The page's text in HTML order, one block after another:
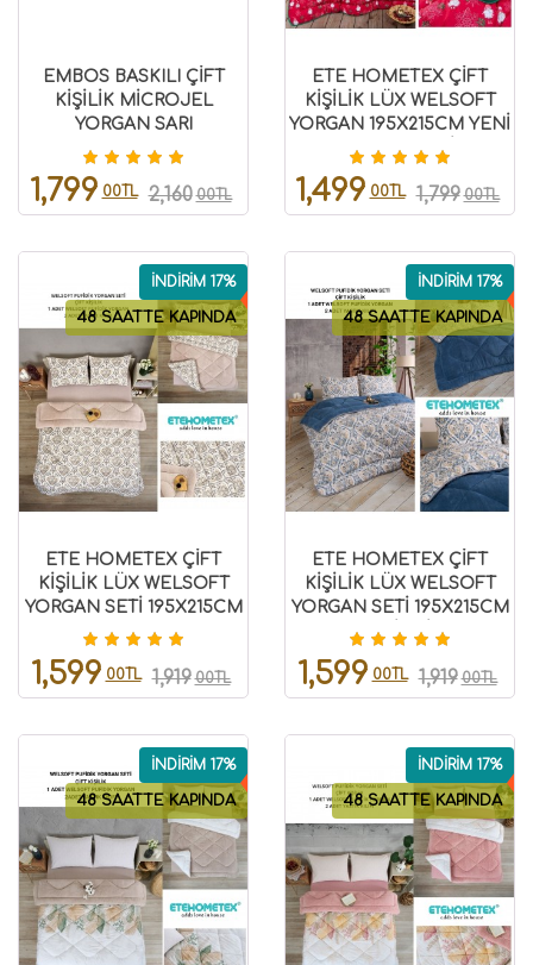
EMBOS BASKILI ÇİFT
KİŞİLİK MİCROJEL
YORGAN SARI
8699297000838
1,799 00TL 2,160 00TL
ETE HOMETEX ÇİFT
KİŞİLİK LÜX WELSOFT
YORGAN 195X215CM YENİ
YIL DESENLİ
8696474232029
1,499 00TL 1,799 00TL
48 SAATTE KAPINDA
İNDİRİM 17%
ETE HOMETEX ÇİFT
KİŞİLİK LÜX WELSOFT
YORGAN SETİ 195X215CM
AKSU BEJ 8696474231869
1,599 00TL 1,919 00TL
48 SAATTE KAPINDA
İNDİRİM 17%
ETE HOMETEX ÇİFT
KİŞİLİK LÜX WELSOFT
YORGAN SETİ 195X215CM
AKSU İNDİGO
1,599 00TL 1,919 00TL
48 SAATTE KAPINDA
İNDİRİM 17%
48 SAATTE KAPINDA
İNDİRİM 17%